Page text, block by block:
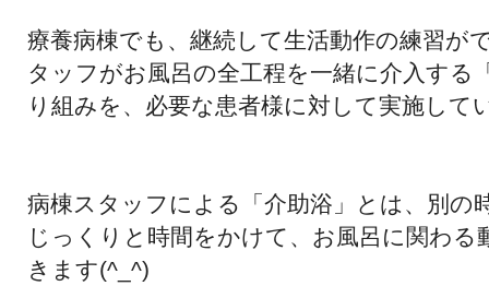
療養病棟でも、継続して生活動作の練習が
タッフがお風呂の全工程を一緒に介入する
り組みを、 必要な患者様に対して実施して
病棟スタッフによる「介助浴」とは、別の
じっくりと時間をかけて、 お風呂に関わる
きます(^_^)